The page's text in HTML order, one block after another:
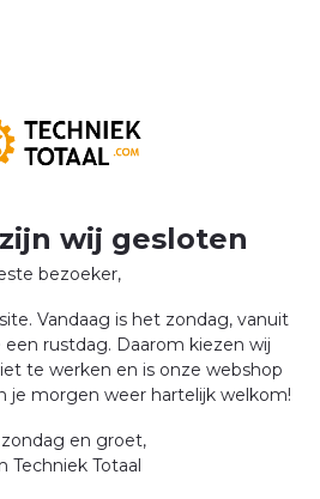
wij gesloten
bezoeker,
Vandaag is het zondag, vanuit
rustdag. Daarom kiezen wij
te werken en is onze webshop
je morgen weer hartelijk welkom!
zondag en groet,
Techniek Totaal